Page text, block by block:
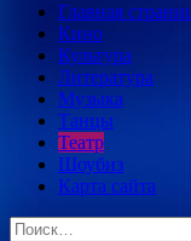
Главная
Кино
Культура
Литература
Музыка
Танцы
Театр
Шоубиз
Карта сайта
Найти: